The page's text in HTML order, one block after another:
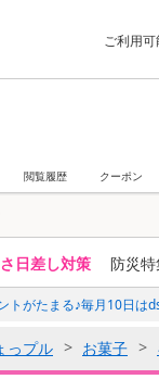
ご利用可
閲覧履歴 クーポン
日差し対策 防災
トがたまる♪毎月10日は
っプル お菓子